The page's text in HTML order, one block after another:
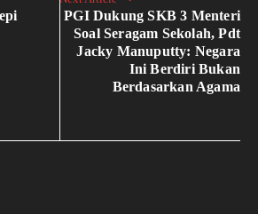
PGI Dukung SKB 3 Menteri
Soal Seragam Sekolah, Pdt
Jacky Manuputty: Negara
Ini Berdiri Bukan
Berdasarkan Agama